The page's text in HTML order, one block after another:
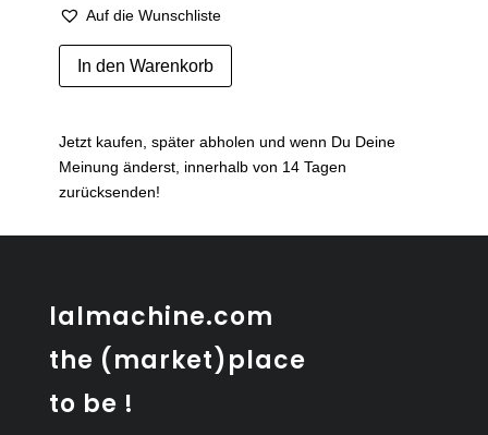
Auf die Wunschliste
Deux
fauteuils
In den Warenkorb
Jetzt kaufen, später abholen und wenn Du Deine
Meinung änderst, innerhalb von 14 Tagen
zurücksenden!
lalmachine.com
the (market)place
to be !